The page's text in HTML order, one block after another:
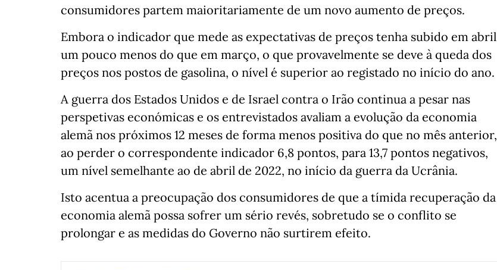
consumidores partem maioritariamente de um novo aumento de preços.
Embora o indicador que mede as expectativas de preços tenha subido em abril
um pouco menos do que em março, o que provavelmente se deve à queda dos
preços nos postos de gasolina, o nível é superior ao registado no início do ano.
A guerra dos Estados Unidos e de Israel contra o Irão continua a pesar nas
perspetivas económicas e os entrevistados avaliam a evolução da economia
alemã nos próximos 12 meses de forma menos positiva do que no mês anterior,
ao perder o correspondente indicador 6,8 pontos, para 13,7 pontos negativos,
um nível semelhante ao de abril de 2022, no início da guerra da Ucrânia.
Isto acentua a preocupação dos consumidores de que a tímida recuperação da
economia alemã possa sofrer um sério revés, sobretudo se o conflito se
prolongar e as medidas do Governo não surtirem efeito.